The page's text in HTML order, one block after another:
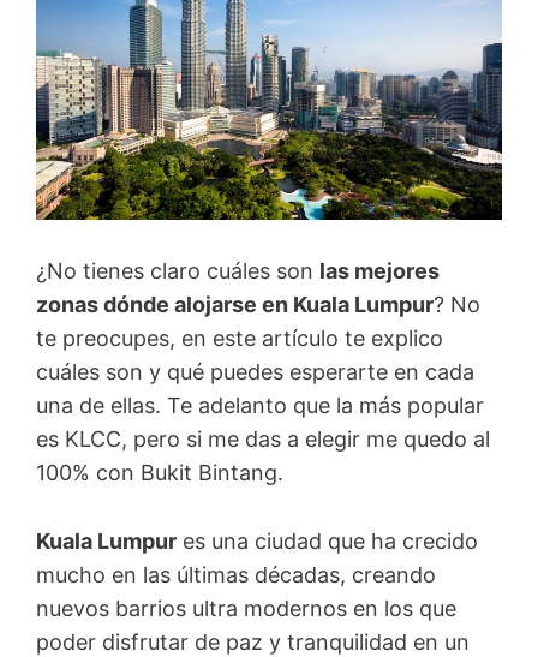
¿No tienes claro cuáles son las mejores
zonas dónde alojarse en Kuala Lumpur? No
te preocupes, en este artículo te explico
cuáles son y qué puedes esperarte en cada
una de ellas. Te adelanto que la más popular
es KLCC, pero si me das a elegir me quedo al
100% con Bukit Bintang.
Kuala Lumpur es una ciudad que ha crecido
mucho en las últimas décadas, creando
nuevos barrios ultra modernos en los que
poder disfrutar de paz y tranquilidad en un